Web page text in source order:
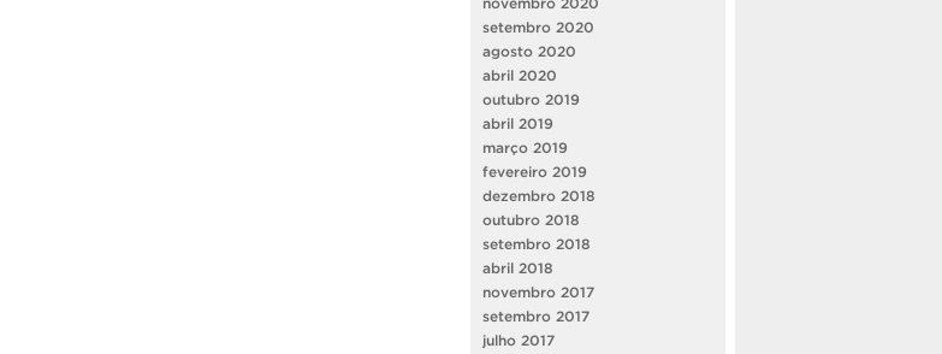
setembro 2020
agosto 2020
abril 2020
outubro 2019
abril 2019
março 2019
fevereiro 2019
dezembro 2018
outubro 2018
setembro 2018
abril 2018
novembro 2017
setembro 2017
julho 2017